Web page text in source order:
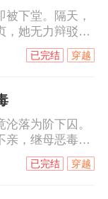
下堂。隔天，
，她无力辩驳。
她泰然处之，自
入骨，她却爱他
肠，却被他伤
她小产，那触
毁，也让他对
是，她已经心
道自己该走了，
低喊：“祝夕儿，
穿越
已完结
落为阶下囚。
亲，继母恶毒，
一个水深火热。
贵的钺王：“难为
穿越
已完结